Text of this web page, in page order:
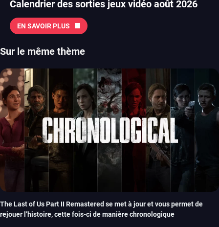
Calendrier des sorties jeux vidéo août 2026
EN SAVOIR PLUS
Sur le même thème
The Last of Us Part II Remastered se met à jour et vous permet de
rejouer l’histoire, cette fois-ci de manière chronologique